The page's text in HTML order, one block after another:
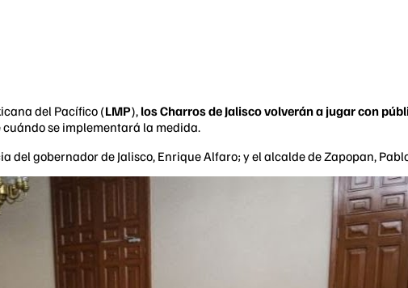
del Pacífico (LMP), los Charros de Jalisco volverán a jugar con
se implementará la medida.
gobernador de Jalisco, Enrique Alfaro; y el alcalde de Zapopan,